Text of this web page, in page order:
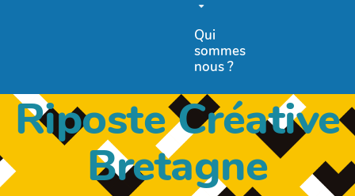
Qui
sommes
nous ?
Riposte Créative
Bretagne